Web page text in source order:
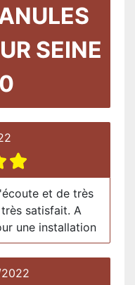
SEINE
et de très
satisfait. A
une installation